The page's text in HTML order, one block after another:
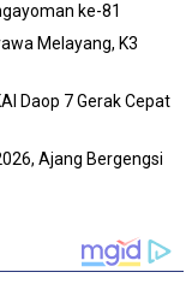
ke-81
Melayang, K3
Daop 7 Gerak Cepat
Ajang Bergengsi